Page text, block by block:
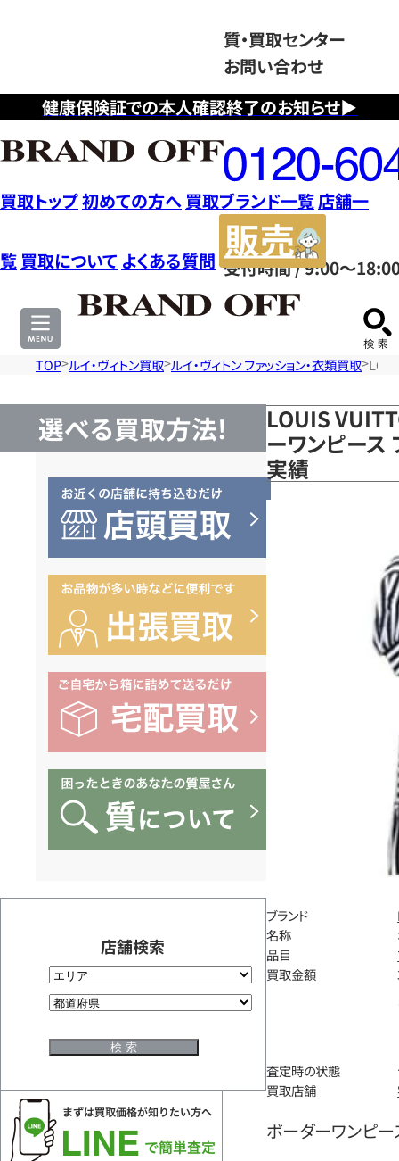
健康保険証での本人確認終了のお知らせ▶
質・買取センター
お問い合わせ
フ
リ
ー
ダ
イ
ヤ
ル
0120604117
受付時間 / 9:00～
買取トップ初めての方へ 買取ブランド一覧店舗一
覧 買取について よくある質問
サ
TOP ルイ・ヴィトン買取 ルイ・ヴィトン ファッション・衣類買取
選べる買取方法!
店舗検索
LOUIS
ーワンピース
実績
ブランド
名称
品目
買取金額
査定時の状態
買取店舗
ボーダーワンピー